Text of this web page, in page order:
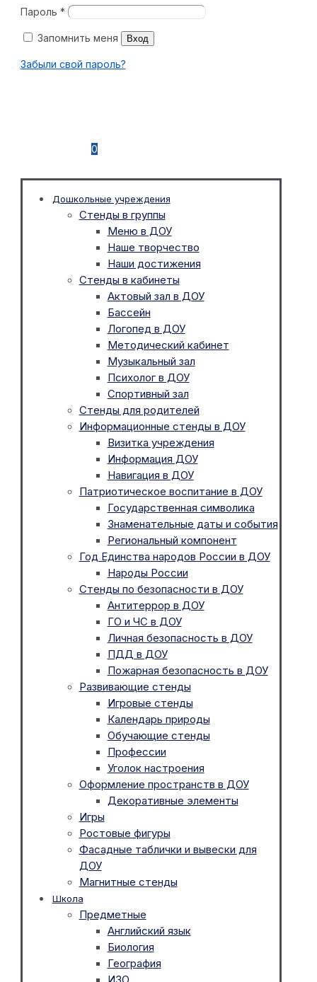
Пароль *
Запомнить меня Вход
Забыли свой пароль?
0
Дошкольные учреждения
Стенды в группы
Меню в ДОУ
Наше творчество
Наши достижения
Стенды в кабинеты
Актовый зал в ДОУ
Бассейн
Логопед в ДОУ
Методический кабинет
Музыкальный зал
Психолог в ДОУ
Спортивный зал
Стенды для родителей
Информационные стенды в ДОУ
Визитка учреждения
Информация ДОУ
Навигация в ДОУ
Патриотическое воспитание в ДОУ
Государственная символика
Знаменательные даты и события
Региональный компонент
Год Единства народов России в ДОУ
Народы России
Стенды по безопасности в ДОУ
Антитеррор в ДОУ
ГО и ЧС в ДОУ
Личная безопасность в ДОУ
ПДД в ДОУ
Пожарная безопасность в ДОУ
Развивающие стенды
Игровые стенды
Календарь природы
Обучающие стенды
Профессии
Уголок настроения
Оформление пространств в ДОУ
Декоративные элементы
Игры
Ростовые фигуры
Фасадные таблички и вывески для
ДОУ
Магнитные стенды
Школа
Предметные
Английский язык
Биология
География